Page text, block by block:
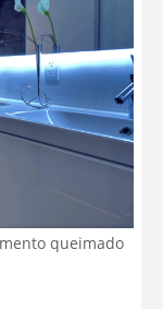
queimado